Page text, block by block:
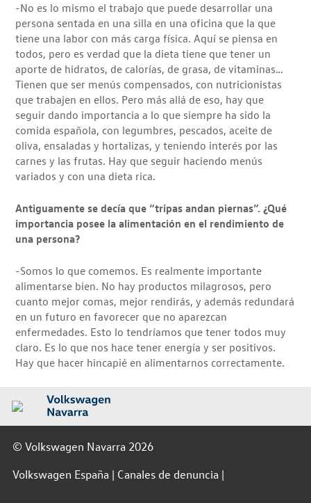
-No es lo mismo el trabajo que puede desarrollar una
persona sentada en una silla en una oficina que la que
tiene una labor con más carga física. Aquí se piensa en
todos, pero es verdad que la dieta tiene que tener un
aporte de hidratos, de calorías, de grasa, de vitaminas…
Tienen que ser menús compensados, con nutricionistas
que trabajen en ellos. Pero más allá de eso, hay que
seguir dando importancia a lo que siempre ha sido la
comida española, con legumbres, pescados, aceite de
oliva, ensaladas y hortalizas, y teniendo interés por las
carnes y las frutas. Hay que seguir haciendo menús
variados y con una dieta rica.
Antiguamente se decía que “tripas andan piernas”. ¿Qué
importancia posee la alimentación en el rendimiento de
una persona?
-Somos lo que comemos. Es realmente importante
alimentarse bien. No hay productos milagrosos, pero
cuanto mejor comas, mejor rendirás, y además redundará
en un futuro en favorecer que no aparezcan
enfermedades. Esto lo tendríamos que tener todos muy
claro. Es lo que nos hace tener energía y ser positivos.
Hay que hacer hincapié en alimentarnos correctamente.
© Volkswagen Navarra 2026
Volkswagen España
Canales de denuncia